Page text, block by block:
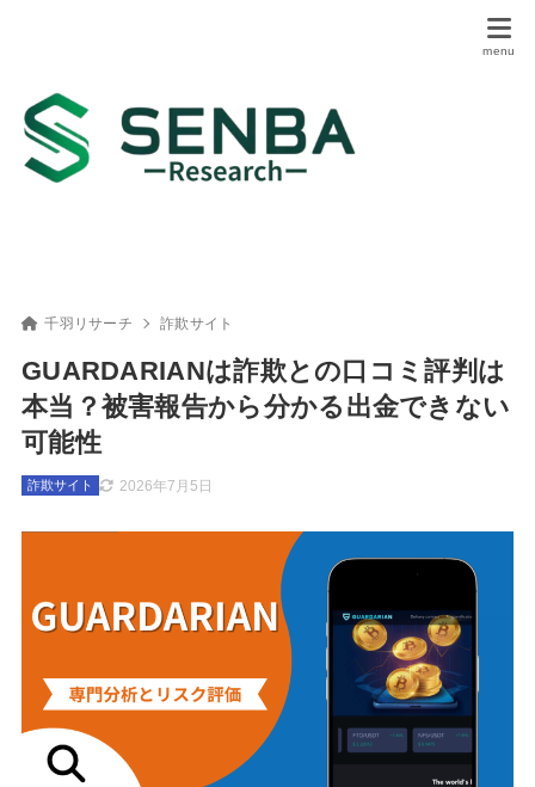
千羽リサーチ 詐欺サイト
GUARDARIANは詐欺との口コミ評判は
本当？被害報告から分かる出金できない
可能性
2026年7月5日
詐欺サイト